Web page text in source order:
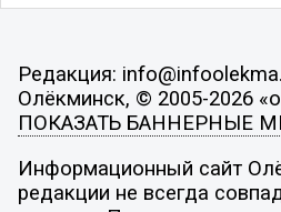
Редакция:
Олёкминск, © 2005-2026
ПОКАЗАТЬ БАННЕРНЫЕ
Информационный сайт
редакции не всегда